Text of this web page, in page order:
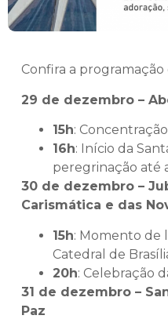
Confira a
29 de dezembro –
15h:
16h: Início da
peregrinação até
30 de dezembro –
Carismática e das
15h: Momento de
Catedral de
20h: Celebração
31 de dezembro –
Paz